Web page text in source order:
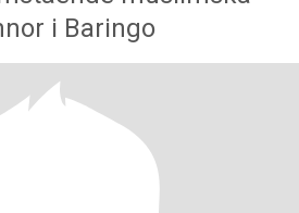
i Baringo